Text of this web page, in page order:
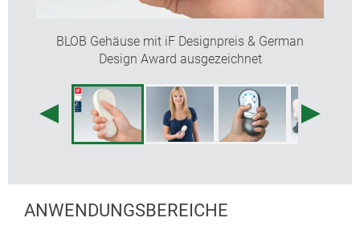
Schutzart bis IP 54 mit optionaler Dichtung
Befestigungsdome für Platinen und Einbauteile
DESIGNER-STATEMENT
„‚Wow, liegt das gut in der Hand!‘, war der erste
Kommentar zu diesem mobilen Produkt im
Universaldesign. Die intelligente Form von BLOB
sie flexibel genug, um eine große Variation von
BLOB Gehäuse mit iF Designpreis & German
Design Award ausgezeichnet
ANWENDUNGSBEREICHE